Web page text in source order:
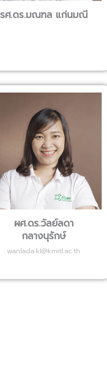
รศ.ดร.มณฑล แก่นมณี
ผศ.ดร.วัลย์ลดา
กลางนุรักษ์
wanlada.kl@kmitl.ac.th